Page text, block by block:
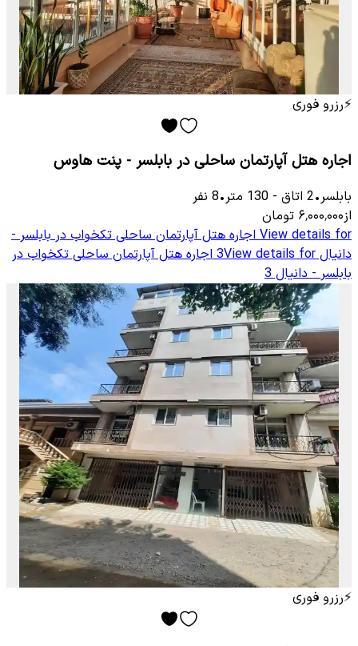
⚡رزرو فوری
اجاره هتل آپارتمان ساحلی در بابلسر - پنت هاوس
بابلسر•
2 اتاق -
130 متر•
8 نفر
از۶٬۰۰۰٬۰۰۰ تومان
View details for اجاره هتل آپارتمان ساحلی تکخواب در بابلسر -
دانیال 3View details for اجاره هتل آپارتمان ساحلی تکخواب در
بابلسر - دانیال 3
⚡رزرو فوری